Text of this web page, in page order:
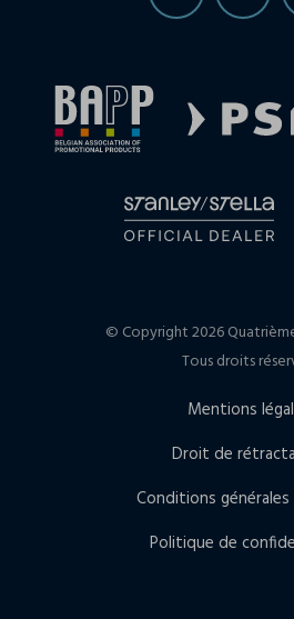
© Copyright 2026
Tous droits
Mentions
Droit de
Conditions
Politique de